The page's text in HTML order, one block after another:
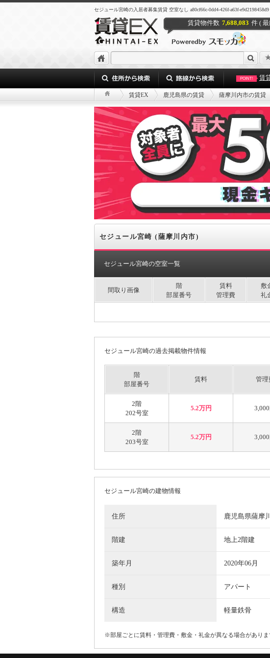
セジュール宮崎の入居者募集賃貸 空室なし a80cf66c-0dd4-426f-a63f-e9d2198458d9
賃貸物件数 7,688,083 件 (
POINT! 賃
賃貸EX 鹿児島県の賃貸 薩摩川内市の賃貸
セジュール宮崎 (薩摩川内市)
セジュール宮崎の空室一覧
間取り画像
階
部屋番号
賃料
管理費
敷
礼
セジュール宮崎の過去掲載物件情報
階
部屋番号
賃料 管理
2階
202号室
5.2万円
2階
203号室
5.2万円
セジュール宮崎の建物情報
住所 鹿児島県薩摩
階建 地上2階建
築年月 2020年06月
種別 アパート
構造 軽量鉄骨
※部屋ごとに賃料・管理費・敷金・礼金が異なる場合があり